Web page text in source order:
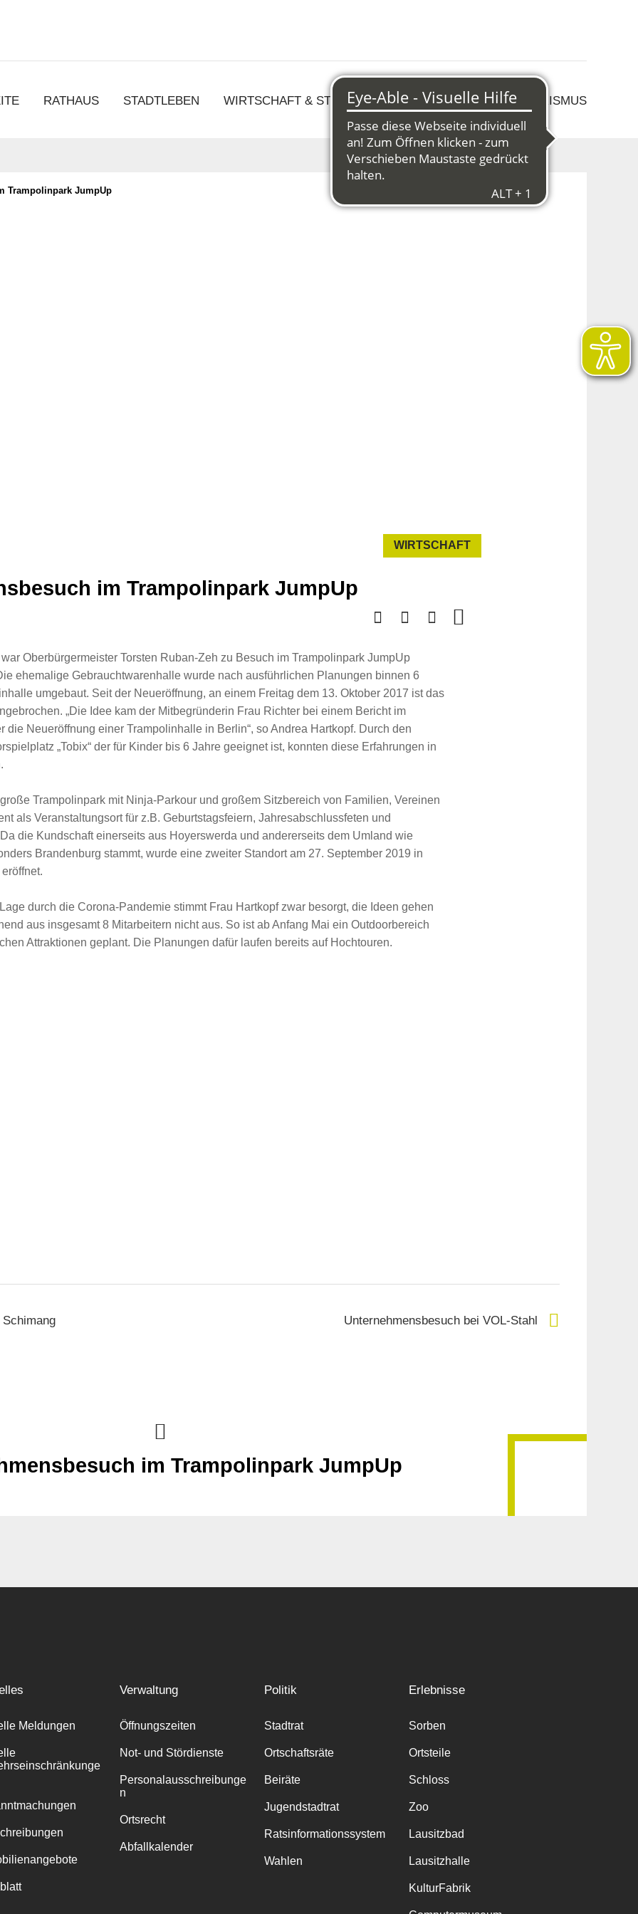
RATHAUS STADTLEBEN WIRTSCHAFT & STRUKTURWANDEL KULTUR & TOURISMUS
Trampolinpark JumpUp
WIRTSCHAFT
im Trampolinpark JumpUp
Oberbürgermeister Torsten Ruban-Zeh zu Besuch im Trampolinpark JumpUp
ehemalige Gebrauchtwarenhalle wurde nach ausführlichen Planungen binnen 6
umgebaut. Seit der Neueröffnung, an einem Freitag dem 13. Oktober 2017 ist das
„Die Idee kam der Mitbegründerin Frau Richter bei einem Bericht im
die Neueröffnung einer Trampolinhalle in Berlin“, so Andrea Hartkopf. Durch den
„Tobix“ der für Kinder bis 6 Jahre geeignet ist, konnten diese Erfahrungen in
Trampolinpark mit Ninja-Parkour und großem Sitzbereich von Familien, Vereinen
als Veranstaltungsort für z.B. Geburtstagsfeiern, Jahresabschlussfeten und
die Kundschaft einerseits aus Hoyerswerda und andererseits dem Umland wie
Brandenburg stammt, wurde eine zweiter Standort am 27. September 2019 in
durch die Corona-Pandemie stimmt Frau Hartkopf zwar besorgt, die Ideen gehen
aus insgesamt 8 Mitarbeitern nicht aus. So ist ab Anfang Mai ein Outdoorbereich
Attraktionen geplant. Die Planungen dafür laufen bereits auf Hochtouren.
Unternehmensbesuch bei VOL-Stahl
im Trampolinpark JumpUp
Meldungen
Verwaltung
Öffnungszeiten
Not- und Stördienste
Personalausschreibunge
n
Ortsrecht
Abfallkalender
Politik
Stadtrat
Ortschaftsräte
Beiräte
Jugendstadtrat
Ratsinformationssystem
Wahlen
Erlebnisse
Sorben
Ortsteile
Schloss
Zoo
Lausitzbad
Lausitzhalle
KulturFabrik